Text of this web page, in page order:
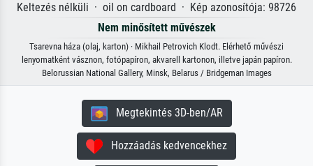
Keltezés nélküli · oil on cardboard · Kép azonosítója: 98726
Nem minősített művészek
Tsarevna háza (olaj, karton) · Mikhail Petrovich Klodt. Elérhető művészi
lenyomatként vásznon, fotópapíron, akvarell kartonon, illetve japán papíron.
Belorussian National Gallery, Minsk, Belarus / Bridgeman Images
Megtekintés 3D-ben/AR
Hozzáadás kedvencekhez